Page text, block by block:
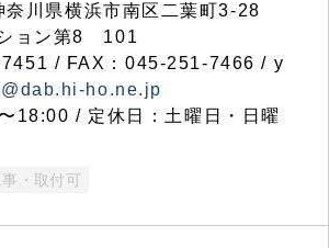
川県横浜市南区二葉町3-28
ョン第8 101
/ FAX：045-251-7466 / y
ho.ne.jp
18:00 / 定休日：土曜日・日曜
事・取付可